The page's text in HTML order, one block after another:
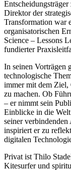
Direktor der
Transformation war
organisatorischen
Science – Lessons
fundierter
In seinen Vorträgen
technologische
immer mit dem Ziel,
zu machen. Ob
– er nimmt sein
Einblicke in die
seiner
inspiriert er zu
digitalen
Privat ist Thilo
Kitesurfer und